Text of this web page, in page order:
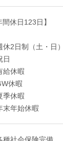
間休日123日】
休2日制（土・日
日
給休暇
休暇
季休暇
末年始休暇
種社会保険完備